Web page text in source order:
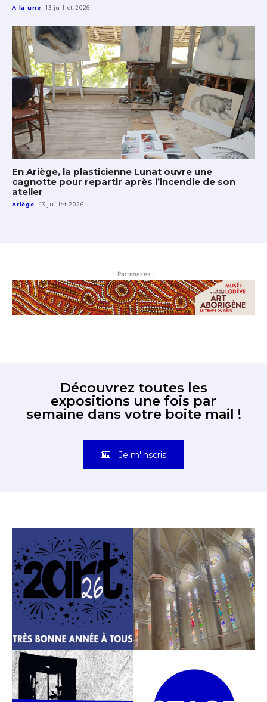
A la une 13 juillet 2026
En Ariège, la plasticienne Lunat ouvre une
cagnotte pour repartir après l’incendie de son
atelier
Ariège 13 juillet 2026
- Partenaires -
Découvrez toutes les
expositions une fois par
semaine dans votre boite mail !
Je m'inscris